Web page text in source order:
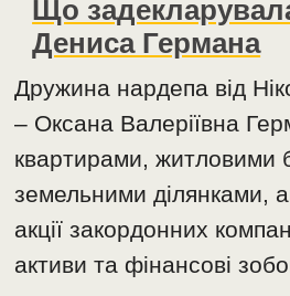
Що
Дениса Германа
Дружина нардепа від
– Оксана Валеріївна
квартирами, житловими
земельними ділянками,
акції закордонних
активи та фінансові